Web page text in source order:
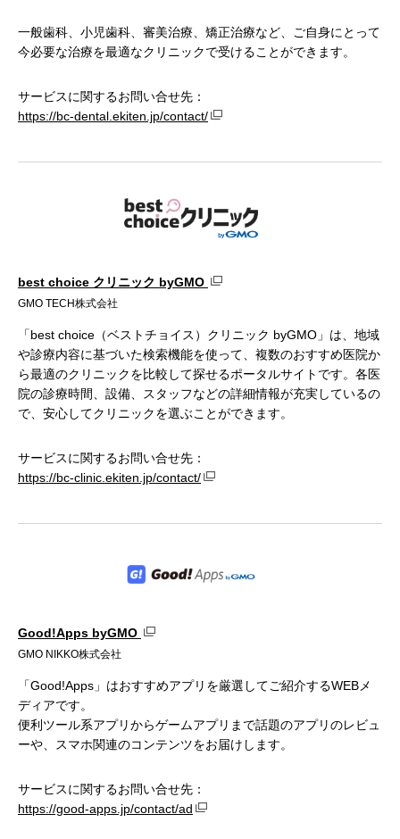
一般歯科、小児歯科、審美治療、矯正治療など、ご自身にとって
今必要な治療を最適なクリニックで受けることができます。
サービスに関するお問い合せ先：
https://bc-dental.ekiten.jp/contact/
best choice クリニック byGMO
GMO TECH株式会社
「best choice（ベストチョイス）クリニック byGMO」は、地域
や診療内容に基づいた検索機能を使って、複数のおすすめ医院か
ら最適のクリニックを比較して探せるポータルサイトです。各医
院の診療時間、設備、スタッフなどの詳細情報が充実しているの
で、安心してクリニックを選ぶことができます。
サービスに関するお問い合せ先：
https://bc-clinic.ekiten.jp/contact/
Good!Apps byGMO
GMO NIKKO株式会社
「Good!Apps」はおすすめアプリを厳選してご紹介するWEBメ
ディアです。
便利ツール系アプリからゲームアプリまで話題のアプリのレビュ
ーや、スマホ関連のコンテンツをお届けします。
サービスに関するお問い合せ先：
https://good-apps.jp/contact/ad